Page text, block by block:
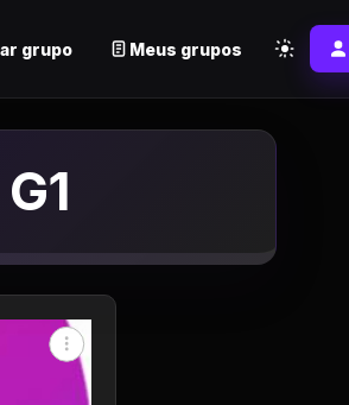
grupo Meus grupos